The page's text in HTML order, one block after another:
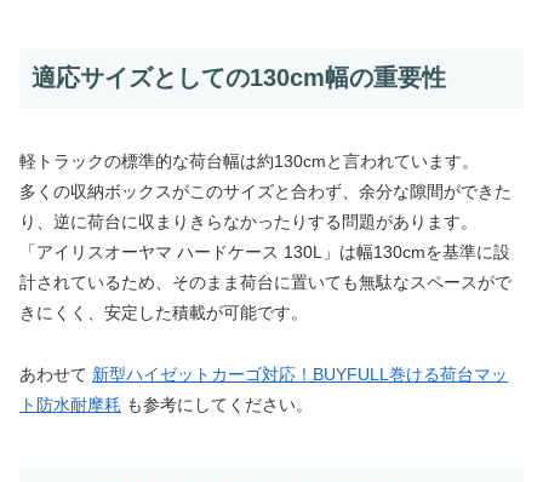
適応サイズとしての130cm幅の重要性
軽トラックの標準的な荷台幅は約130cmと言われています。
多くの収納ボックスがこのサイズと合わず、余分な隙間ができた
り、逆に荷台に収まりきらなかったりする問題があります。
「アイリスオーヤマ ハードケース 130L」は幅130cmを基準に設
計されているため、そのまま荷台に置いても無駄なスペースがで
きにくく、安定した積載が可能です。
あわせて 新型ハイゼットカーゴ対応！BUYFULL巻ける荷台マッ
ト防水耐摩耗 も参考にしてください。